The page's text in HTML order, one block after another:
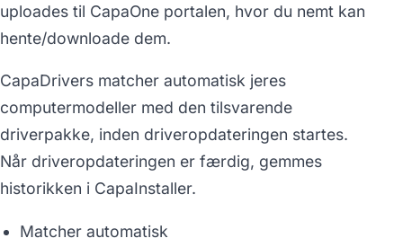
uploades til CapaOne portalen, hvor du nemt kan
hente/downloade dem.
CapaDrivers matcher automatisk jeres
computermodeller med den tilsvarende
driverpakke, inden driveropdateringen startes.
Når driveropdateringen er færdig, gemmes
historikken i CapaInstaller.
Matcher automatisk